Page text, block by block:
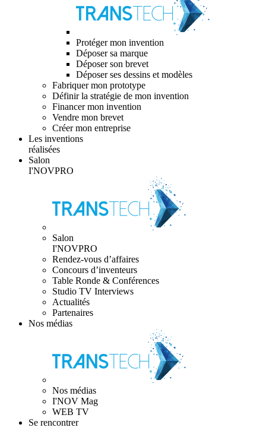
Protéger mon invention
Déposer sa marque
Déposer son brevet
Déposer ses dessins et modèles
Fabriquer mon prototype
Définir la stratégie de mon invention
Financer mon invention
Vendre mon brevet
Créer mon entreprise
Les inventions
réalisées
Salon
I'NOVPRO
Salon
I'NOVPRO
Rendez-vous d’affaires
Concours d’inventeurs
Table Ronde & Conférences
Studio TV Interviews
Actualités
Partenaires
Nos médias
Nos médias
I'NOV Mag
WEB TV
Se rencontrer